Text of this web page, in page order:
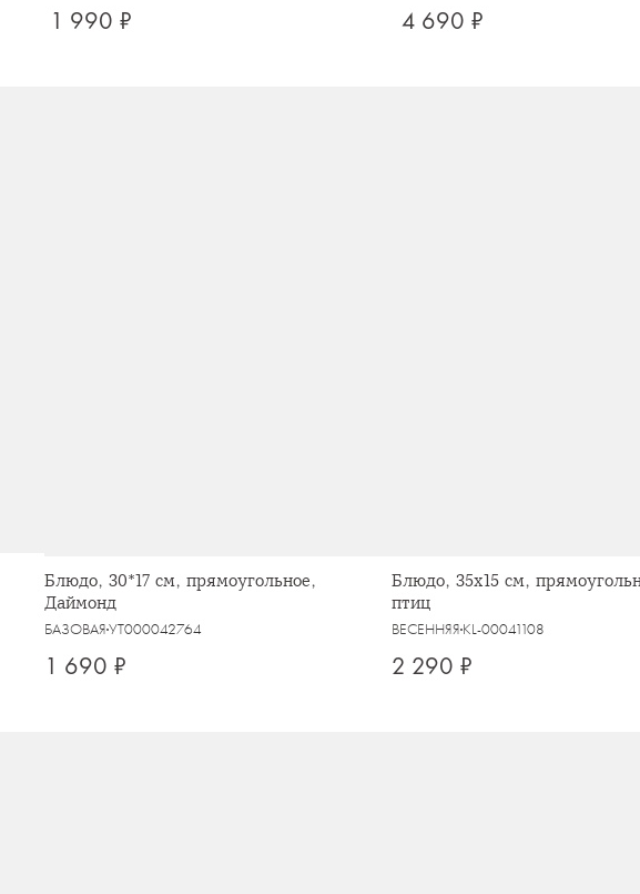
1 990 ₽ 4 690 ₽
Блюдо, 30*17 см, прямоугольное,
Даймонд
БАЗОВАЯУТ000042764
1 690 ₽
Блюдо, 35x15 см,
птиц
ВЕСЕННЯЯKL-00041108
2 290 ₽